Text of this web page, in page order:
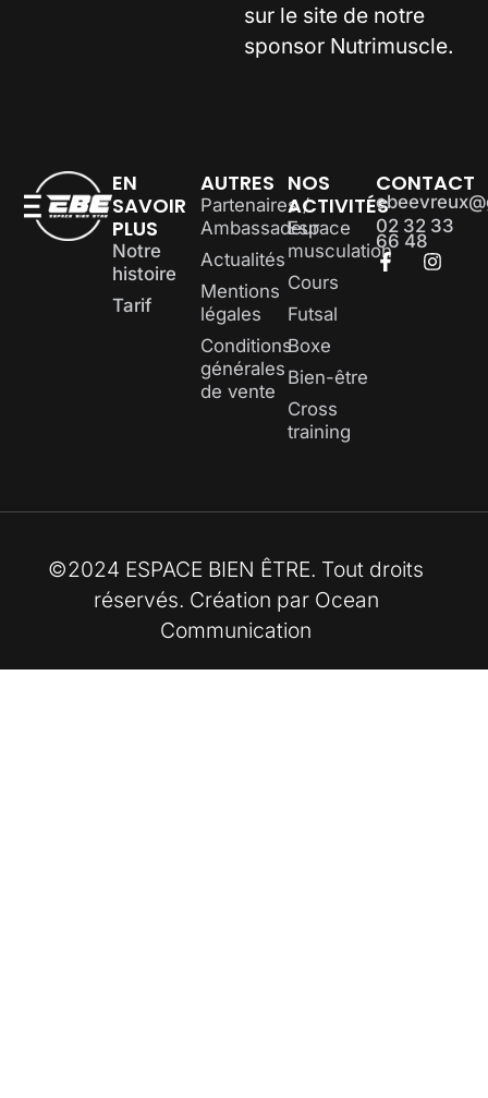
sur le site de notre
sponsor Nutrimuscle.
EN
SAVOIR
PLUS
Notre
histoire
Tarif
AUTRES
Partenaires /
Ambassadeur
Actualités
Mentions
légales
Conditions
générales
de vente
NOS
ACTIVITÉS
Espace
musculation
Cours
Futsal
Boxe
Bien-être
Cross
training
CONTACT
02 32 33
66 48
©2024 ESPACE BIEN ÊTRE. Tout droits
réservés. Création par Ocean
Communication